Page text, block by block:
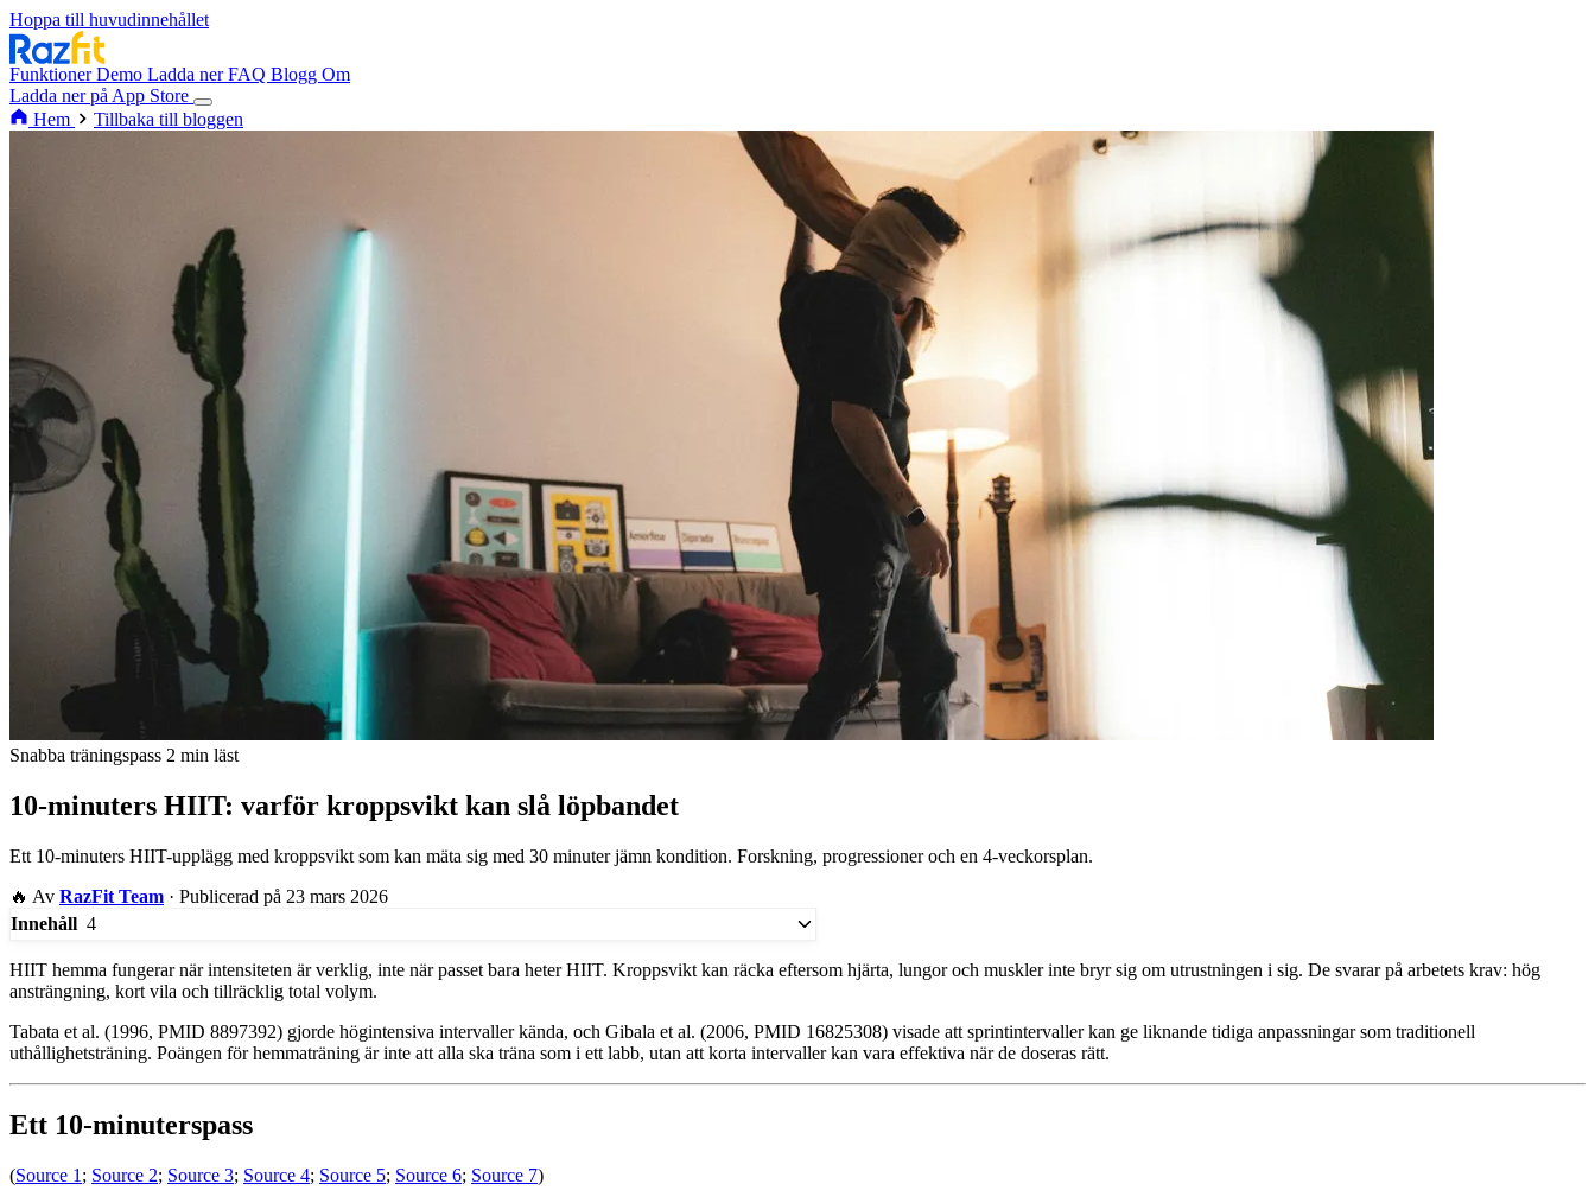
Hoppa till huvudinnehållet
FunktionerDemo Ladda nerFAQ Blogg Om
Ladda ner på App Store
Hem
Tillbaka till bloggen
Snabba träningspass 2 min läst
10-minuters HIIT: varför kroppsvikt kan slå löpbandet
Ett 10-minuters HIIT-upplägg med kroppsvikt som kan mäta sig med 30 minuter jämn kondition. Forskning, progressioner och en 4-veckorsplan.
🔥 Av RazFit Team · Publicerad på 23 mars 2026
Innehåll 4
HIIT hemma fungerar när intensiteten är verklig, inte när passet bara heter HIIT. Kroppsvikt kan räcka eftersom hjärta, lungor och muskler inte bryr sig om utrustningen i sig. De svarar på arbetets krav: hög
ansträngning, kort vila och tillräcklig total volym.
Tabata et al. (1996, PMID 8897392) gjorde högintensiva intervaller kända, och Gibala et al. (2006, PMID 16825308) visade att sprintintervaller kan ge liknande tidiga anpassningar som traditionell
uthållighetsträning. Poängen för hemmaträning är inte att alla ska träna som i ett labb, utan att korta intervaller kan vara effektiva när de doseras rätt.
Ett 10-minuterspass
(Source 1 ; Source 2; Source 3; Source 4; Source 5; Source 6; Source 7)